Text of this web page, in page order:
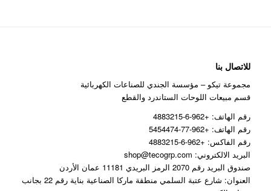
للاتصال بنا
مجموعة تيكو – مؤسسة الجندي للصناعات الكهربائية
قسم مبيعات اللوحات الستاندرد والقطع
رقم الهاتف: +962-6-4883215
رقم الهاتف: +962-77-5454474
رقم الفاكس: +962-6-4883215
البريد الالكتروني: shop@tecogrp.com
صندوق البريد رقم 2070 الرمز البريدي 11181 عمان الأردن
العنوان: شارع عتبة السلمي منطقة ماركا الصناعية بناية رقم 22 بجانب